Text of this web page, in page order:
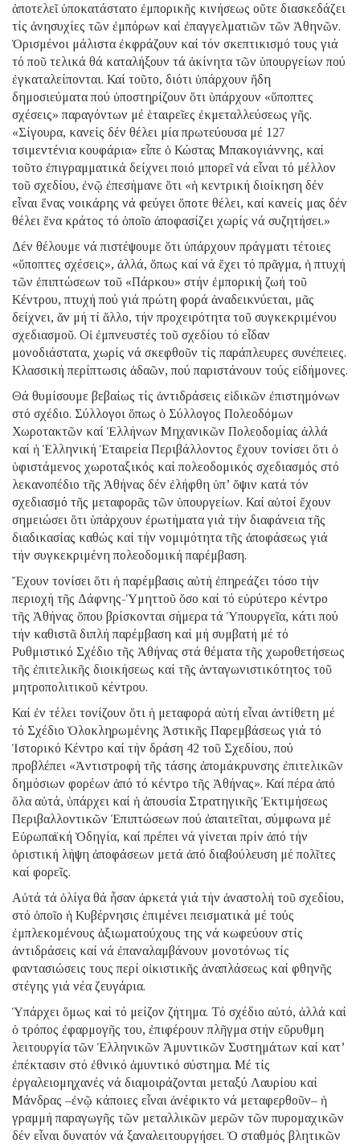
ἀποτελεῖ ὑποκατάστατο ἐμπορικῆς κινήσεως οὔτε διασκεδάζει
τίς ἀνησυχίες τῶν ἐμπόρων καί ἐπαγγελματιῶν τῶν Ἀθηνῶν.
Ὁρισμένοι μάλιστα ἐκφράζουν καί τόν σκεπτικισμό τους γιά
τό ποῦ τελικά θά καταλήξουν τά ἀκίνητα τῶν ὑπουργείων πού
ἐγκαταλείπονται. Καί τοῦτο, διότι ὑπάρχουν ἤδη
δημοσιεύματα πού ὑποστηρίζουν ὅτι ὑπάρχουν «ὕποπτες
σχέσεις» παραγόντων μέ ἑταιρεῖες ἐκμεταλλεύσεως γῆς.
«Σίγουρα, κανείς δέν θέλει μία πρωτεύουσα μέ 127
τσιμεντένια κουφάρια» εἶπε ὁ Κώστας Μπακογιάννης, καί
τοῦτο ἐπιγραμματικά δείχνει ποιό μπορεῖ νά εἶναι τό μέλλον
τοῦ σχεδίου, ἐνῷ ἐπεσήμανε ὅτι «ἡ κεντρική διοίκηση δέν
εἶναι ἕνας νοικάρης νά φεύγει ὅποτε θέλει, καί κανείς μας δέν
θέλει ἕνα κράτος τό ὁποῖο ἀποφασίζει χωρίς νά συζητήσει.»
Δέν θέλουμε νά πιστέψουμε ὅτι ὑπάρχουν πράγματι τέτοιες
«ὕποπτες σχέσεις», ἀλλά, ὅπως καί νά ἔχει τό πρᾶγμα, ἡ πτυχή
τῶν ἐπιπτώσεων τοῦ «Πάρκου» στήν ἐμπορική ζωή τοῦ
Κέντρου, πτυχή πού γιά πρώτη φορά ἀναδεικνύεται, μᾶς
δείχνει, ἄν μή τί ἄλλο, τήν προχειρότητα τοῦ συγκεκριμένου
σχεδιασμοῦ. Οἱ ἐμπνευστές τοῦ σχεδίου τό εἶδαν
μονοδιάστατα, χωρίς νά σκεφθοῦν τίς παράπλευρες συνέπειες.
Κλασσική περίπτωσις ἀδαῶν, πού παριστάνουν τούς εἰδήμονες.
Θά θυμίσουμε βεβαίως τίς ἀντιδράσεις εἰδικῶν ἐπιστημόνων
στό σχέδιο. Σύλλογοι ὅπως ὁ Σύλλογος Πολεοδόμων
Χωροτακτῶν καί Ἑλλήνων Μηχανικῶν Πολεοδομίας ἀλλά
καί ἡ Ἑλληνική Ἑταιρεία Περιβάλλοντος ἔχουν τονίσει ὅτι ὁ
ὑφιστάμενος χωροταξικός καί πολεοδομικός σχεδιασμός στό
λεκανοπέδιο τῆς Ἀθήνας δέν ἐλήφθη ὑπ’ ὄψιν κατά τόν
σχεδιασμό τῆς μεταφορᾶς τῶν ὑπουργείων. Καί αὐτοί ἔχουν
σημειώσει ὅτι ὑπάρχουν ἐρωτήματα γιά τήν διαφάνεια τῆς
διαδικασίας καθώς καί τήν νομιμότητα τῆς ἀποφάσεως γιά
τήν συγκεκριμένη πολεοδομική παρέμβαση.
Ἔχουν τονίσει ὅτι ἡ παρέμβασις αὐτή ἐπηρεάζει τόσο τήν
περιοχή τῆς Δάφνης-Ὑμηττοῦ ὅσο καί τό εὐρύτερο κέντρο
τῆς Ἀθήνας ὅπου βρίσκονται σήμερα τά Ὑπουργεῖα, κάτι πού
τήν καθιστᾶ διπλή παρέμβαση καί μή συμβατή μέ τό
Ρυθμιστικό Σχέδιο τῆς Ἀθήνας στά θέματα τῆς χωροθετήσεως
τῆς ἐπιτελικῆς διοικήσεως καί τῆς ἀνταγωνιστικότητος τοῦ
μητροπολιτικοῦ κέντρου.
Καί ἐν τέλει τονίζουν ὅτι ἡ μεταφορά αὐτή εἶναι ἀντίθετη μέ
τό Σχέδιο Ὁλοκληρωμένης Ἀστικῆς Παρεμβάσεως γιά τό
Ἱστορικό Κέντρο καί τήν δράση 42 τοῦ Σχεδίου, πού
προβλέπει «Ἀντιστροφή τῆς τάσης ἀπομάκρυνσης ἐπιτελικῶν
δημόσιων φορέων ἀπό τό κέντρο τῆς Ἀθήνας». Καί πέρα ἀπό
ὅλα αὐτά, ὑπάρχει καί ἡ ἀπουσία Στρατηγικῆς Ἐκτιμήσεως
Περιβαλλοντικῶν Ἐπιπτώσεων πού ἀπαιτεῖται, σύμφωνα μέ
Εὐρωπαϊκή Ὁδηγία, καί πρέπει νά γίνεται πρίν ἀπό τήν
ὁριστική λήψη ἀποφάσεων μετά ἀπό διαβούλευση μέ πολῖτες
καί φορεῖς.
Αὐτά τά ὀλίγα θά ἦσαν ἀρκετά γιά τήν ἀναστολή τοῦ σχεδίου,
στό ὁποῖο ἡ Κυβέρνησις ἐπιμένει πεισματικά μέ τούς
ἐμπλεκομένους ἀξιωματούχους της νά κωφεύουν στίς
ἀντιδράσεις καί νά ἐπαναλαμβάνουν μονοτόνως τίς
φαντασιώσεις τους περί οἰκιστικῆς ἀναπλάσεως καί φθηνῆς
στέγης γιά νέα ζευγάρια.
Ὑπάρχει ὅμως καί τό μείζον ζήτημα. Τό σχέδιο αὐτό, ἀλλά καί
ὁ τρόπος ἐφαρμογῆς του, ἐπιφέρουν πλῆγμα στήν εὔρυθμη
λειτουργία τῶν Ἑλληνικῶν Ἀμυντικῶν Συστημάτων καί κατ’
ἐπέκτασιν στό ἐθνικό ἀμυντικό σύστημα. Μέ τίς
ἐργαλειομηχανές νά διαμοιράζονται μεταξύ Λαυρίου καί
Μάνδρας –ἐνῷ κάποιες εἶναι ἀνέφικτο νά μεταφερθοῦν– ἡ
γραμμή παραγωγῆς τῶν μεταλλικῶν μερῶν τῶν πυρομαχικῶν
δέν εἶναι δυνατόν νά ξαναλειτουργήσει. Ὁ σταθμός βλητικῶν